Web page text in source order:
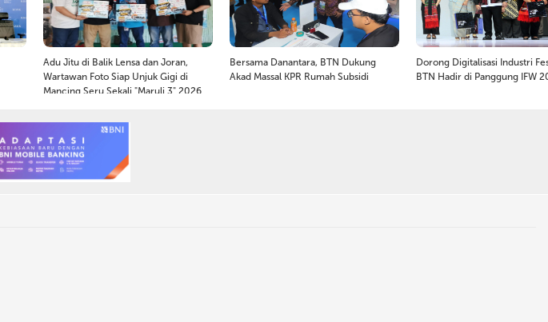
Adu Jitu di Balik Lensa dan Joran,
Wartawan Foto Siap Unjuk Gigi di
Mancing Seru Sekali "Maruli 3" 2026
Bersama Danantara, BTN Dukung
Akad Massal KPR Rumah Subsidi
Dorong Digitalisasi Industri
BTN Hadir di Panggung IFW